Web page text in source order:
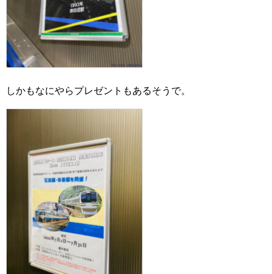
しかもなにやらプレゼントもあるそうで。